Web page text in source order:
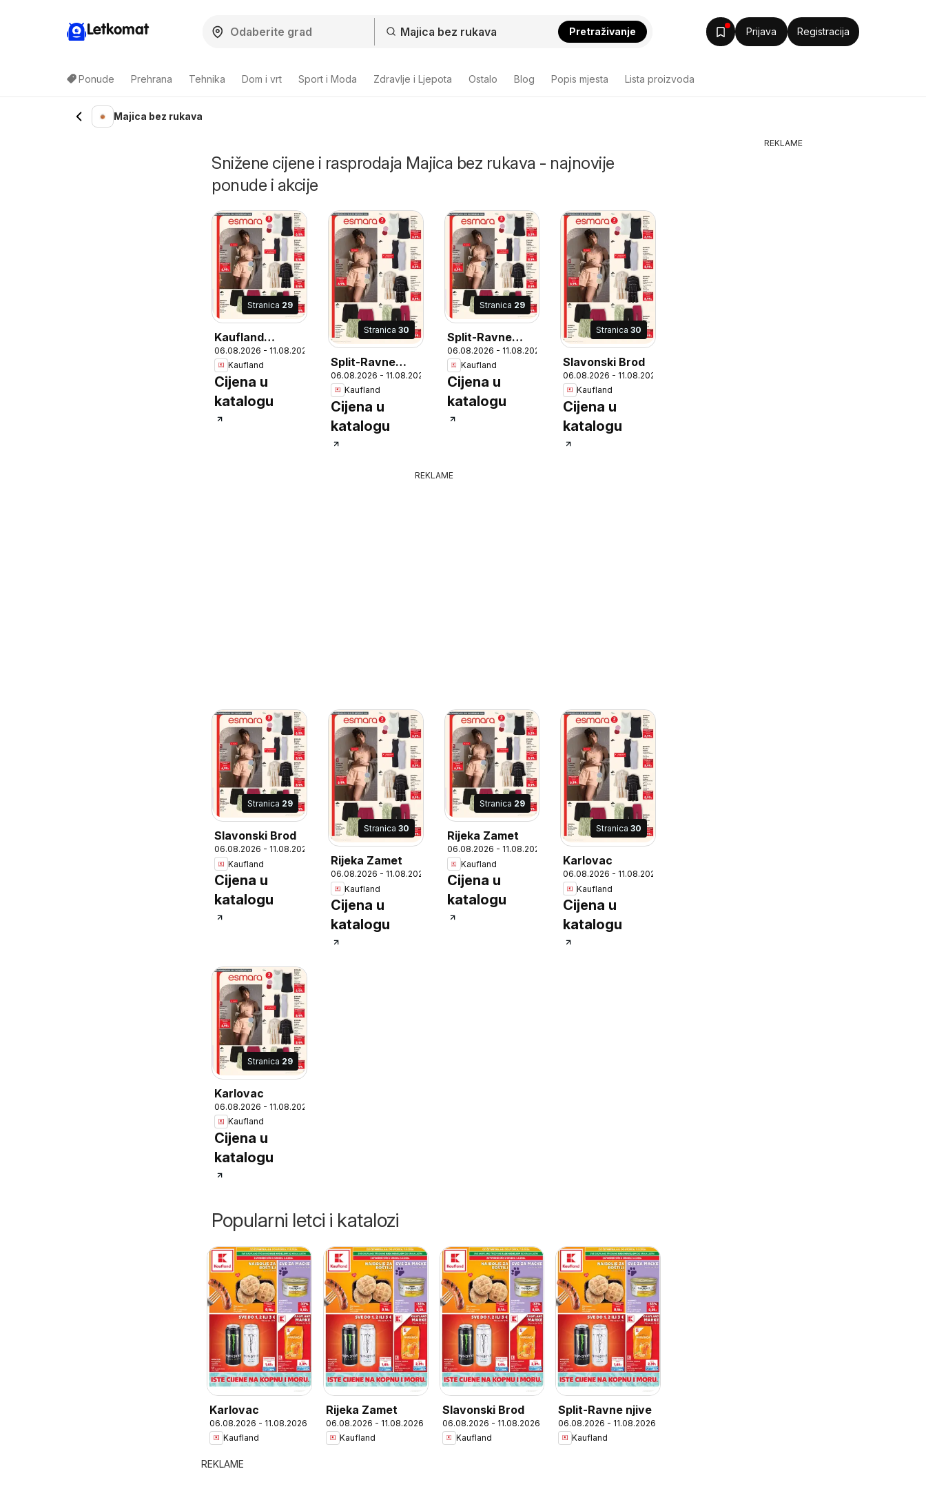
Letkomat Pretraživanje Prijava Registracija
Ponude Prehrana Tehnika Dom i vrt Sport i Moda Zdravlje i Ljepota Ostalo Blog Popis mjesta Lista proizvoda
Majica bez rukava
Snižene cijene i rasprodaja Majica bez rukava - najnovije
ponude i akcije
Stranica 29
Kaufland
Katalog
06.08.2026 - 11.08.2026
Kaufland
Cijena u
katalogu
Stranica 30
Split-Ravne
njive
06.08.2026 - 11.08.2026
Kaufland
Cijena u
katalogu
Stranica 29
Split-Ravne
njive
06.08.2026 - 11.08.2026
Kaufland
Cijena u
katalogu
Stranica 30
Slavonski Brod
06.08.2026 - 11.08.2026
Kaufland
Cijena u
katalogu
REKLAME
Stranica 29
Slavonski Brod
06.08.2026 - 11.08.2026
Kaufland
Cijena u
katalogu
Stranica 30
Rijeka Zamet
06.08.2026 - 11.08.2026
Kaufland
Cijena u
katalogu
Stranica 29
Rijeka Zamet
06.08.2026 - 11.08.2026
Kaufland
Cijena u
katalogu
Stranica 30
Karlovac
06.08.2026 - 11.08.2026
Kaufland
Cijena u
katalogu
Stranica 29
Karlovac
06.08.2026 - 11.08.2026
Kaufland
Cijena u
katalogu
Popularni letci i katalozi
Karlovac
06.08.2026 - 11.08.2026
Kaufland
Rijeka Zamet
06.08.2026 - 11.08.2026
Kaufland
Slavonski Brod
06.08.2026 - 11.08.2026
Kaufland
Split-Ravne njive
06.08.2026 - 11.08.2026
Kaufland
REKLAME
REKLAME